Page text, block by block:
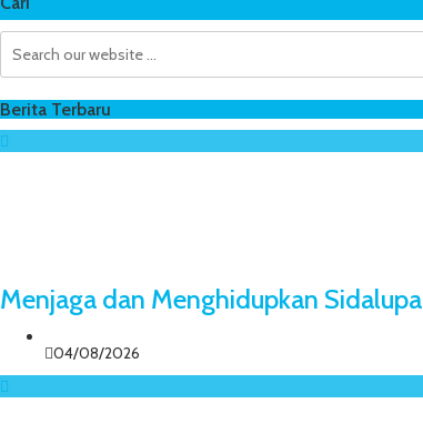
Berita Terbaru
Menjaga dan Menghidupkan Sidalupa
04/08/2026